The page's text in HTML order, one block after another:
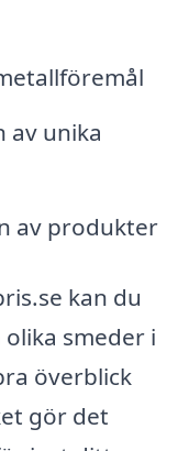
av unika
av produkter
kan du
smeder i
överblick
gör det